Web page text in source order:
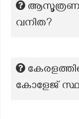
ആസൂത്രണ
വനിത?
കോളേജ്